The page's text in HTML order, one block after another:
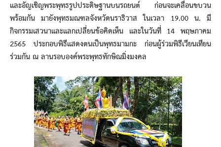
และอัญเชิญพระพุทธรูปประดิษฐานบนรถยนต์ ก่อนจะเคลื่อนขบวน
พร้อมกัน มายังพุทธมณฑลจังหวัดนราธิวาส ในเวลา 19.00 น. มี
กิจกรรมเสวนาและแลกเปลี่ยนข้อคิดเห็น และในวันที่ 14 พฤษภาคม
2565 ประกอบพิธีแสดงตนเป็นพุทธมามกะ ก่อนผู้ร่วมพิธีเวียนเทียน
ร่วมกัน ณ ลานรอบองค์พระพุทธทักษิณมิ่งมงคล